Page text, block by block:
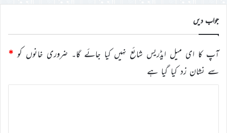
جواب دیں
آپ کا ای میل ایڈریس شائع نہیں کیا جائے گا۔ ضروری خانوں کو *
سے نشان زد کیا گیا ہے